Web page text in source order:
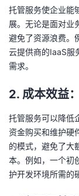
托管服务使企业能
展。无论是面对业
避免了资源浪费。
云提供商的IaaS服
需求。
2. 成本效益：
托管服务可以降低
资金购买和维护硬
的模式，避免了大
本。例如，一个初
护开发环境所需的